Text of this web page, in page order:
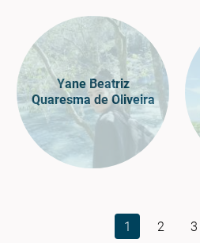
Yane Beatriz
Quaresma de Oliveira
1 2 3